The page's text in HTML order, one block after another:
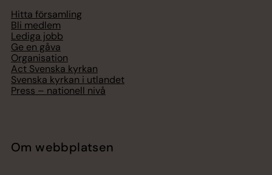
Hitta församling
Bli medlem
Lediga jobb
Ge en gåva
Organisation
Act Svenska kyrkan
Svenska kyrkan i utlandet
Press – nationell nivå
Om webbplatsen